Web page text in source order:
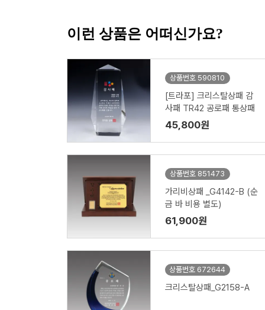
이런 상품은 어떠신가요?
상품번호 590810
[트라포] 크리스탈상패 감
사패 TR42 공로패 통상패
45,800원
상품번호 851473
가리비상패 _G4142-B (순
금 바 비용 별도)
61,900원
상품번호 672644
크리스탈상패_G2158-A